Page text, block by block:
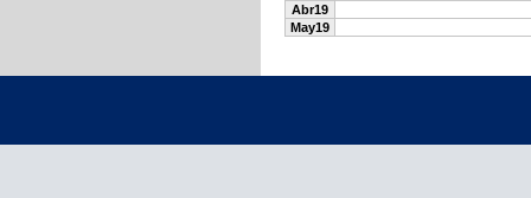
Abr19
May19